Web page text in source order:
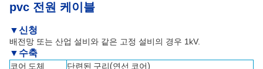
pvc 전원 케이블
▼신청
배전망 또는 산업 설비와 같은 고정 설비의 경우 1kV.
▼ 수축
코어 도체
단련된 구리(연선 코어)